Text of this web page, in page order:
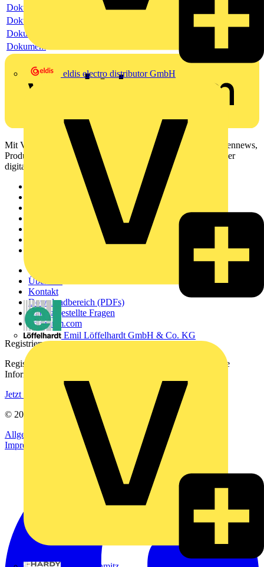
eldis electro distributor GmbH
Emil Löffelhardt GmbH & Co. KG
Dokument
Dokument
Dokument
Dokument
Mit Voltimum erhalten Elektrofachkräfte Zugang zu Branchennews,
Produktinformationen, Schulungen und Tools – alles auf einer
digitalen Plattform und Community.
Weitere Links
Über uns
Kontakt
Downloadbereich (PDFs)
Häufig gestellte Fragen
voltimum.com
Registrierung
Registrieren Sie sich kostenlos und erhalten Sie stets aktuelle
Informationen aus der Elektroindustrie.
Jetzt registrieren
© 2002-
Voltimum
Allgemeine Geschäftsbedingungen
Datenschutzerklärung
Impressum